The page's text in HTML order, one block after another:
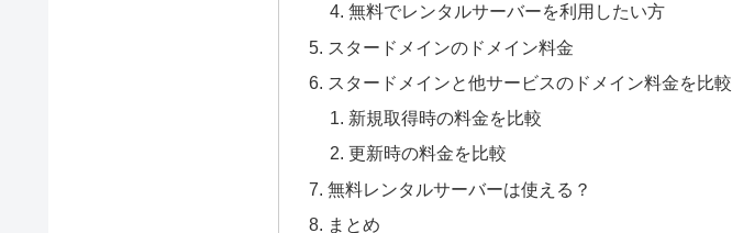
無料でレンタルサーバーを利用したい方
スタードメインのドメイン料金
スタードメインと他サービスのドメイン料金を比較
新規取得時の料金を比較
更新時の料金を比較
無料レンタルサーバーは使える？
まとめ